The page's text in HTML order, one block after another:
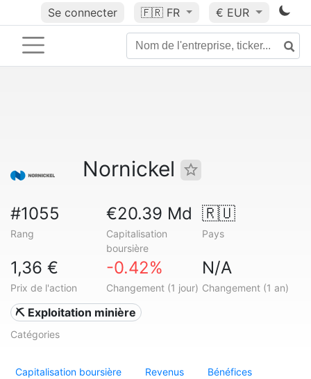
Se connecter 🇫🇷 FR € EUR
Nornickel
#1055
Rang
€20.39 Md
Capitalisation
boursière
🇷🇺
Pays
1,36 €
Prix de l'action
-0.42%
Changement (1 jour)
N/A
Changement (1 an)
⛏️ Exploitation minière
Catégories
Capitalisation boursière Revenus Bénéfices